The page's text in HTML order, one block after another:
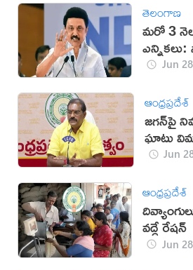
తెలంగాణ
మరో 3
Jun
ఆంధ్రప్రదేశ్
జగన్‍పై
ఘాటు
Jun
ఆంధ్రప్రదేశ్
వద్దే రేషన్
Jun